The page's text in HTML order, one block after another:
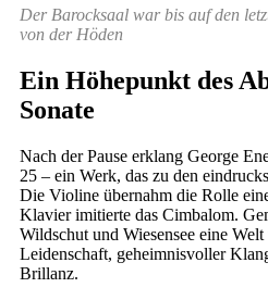
Der Barocksaal war bis auf den
von der Höden
Ein Höhepunkt des
Sonate
Nach der Pause erklang George
25 – ein Werk, das zu den
Die Violine übernahm die Rolle
Klavier imitierte das Cimbalom.
Wildschut und Wiesensee eine
Leidenschaft, geheimnisvoller
Brillanz.